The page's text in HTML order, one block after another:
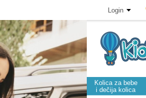
Login
Kolica za bebe
i dečija kolica